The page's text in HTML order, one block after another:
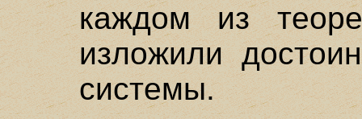
каждом из
изложили
системы.